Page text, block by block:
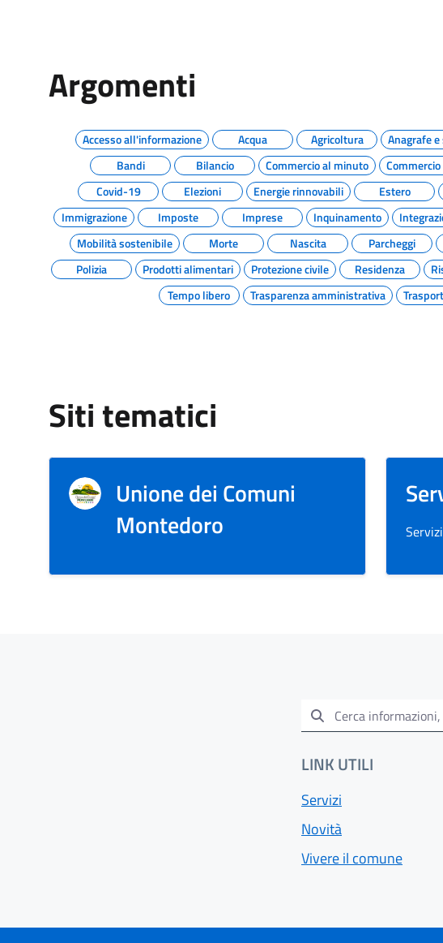
Argomenti
Accesso all'informazione Acqua Agricoltura Anagrafe
Bandi
Bilancio Commercio al minuto
Covid-19
Elezioni Energie rinnovabili Estero
Immigrazione
Imposte Imprese Inquinamento
Mobilità sostenibile
Morte Nascita Parcheggi
Polizia
Prodotti alimentari Protezione civile Residenza
Tempo libero
Trasparenza amministrativa
Siti tematici
Unione dei Comuni
Montedoro
LINK UTILI
Servizi
Novità
Vivere il comune